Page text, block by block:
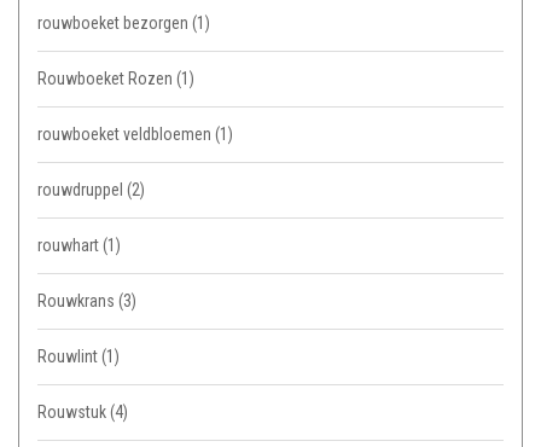
rouwboeket bezorgen (1)
Rouwboeket Rozen (1)
rouwboeket veldbloemen (1)
rouwdruppel (2)
rouwhart(1)
Rouwkrans (3)
Rouwlint(1)
Rouwstuk(4)